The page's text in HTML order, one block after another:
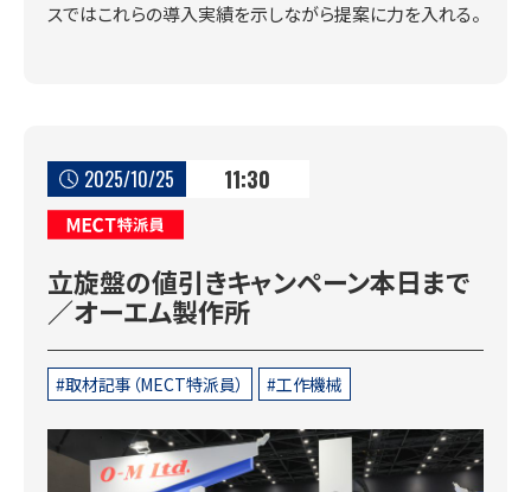
スではこれらの導入実績を示しながら提案に力を入れる。
2025/10/25 11:30
MECT特派員
立旋盤の値引きキャンペーン本日まで
／オーエム製作所
取材記事（MECT特派員） 工作機械